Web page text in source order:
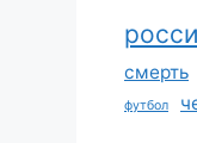
смерть
футбол